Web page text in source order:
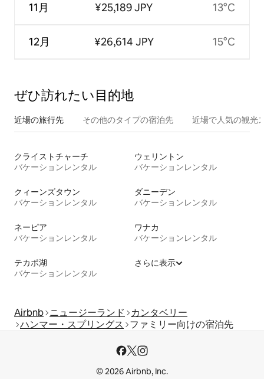
11月
12月
¥25,189 JPY
¥26,614 JPY
13°C
15°C
ぜひ訪⁠れ⁠た⁠い目⁠的⁠地
近場の旅行先 その他のタ⁠イ⁠プ⁠の宿⁠泊⁠先 近場で人気の観光
クライストチャーチ
バケーションレンタル
ウェリントン
バケーションレンタル
クィーンズタウン
バケーションレンタル
ダニーデン
バケーションレンタル
ネーピア
バケーションレンタル
ワナカ
バケーションレンタル
テカポ湖
バケーションレンタル
さらに表示
Airbnb ニュージーランド
カンタベリー
ハンマー・スプリングス
ファミリー向けの宿泊先
© 2026 Airbnb, Inc.